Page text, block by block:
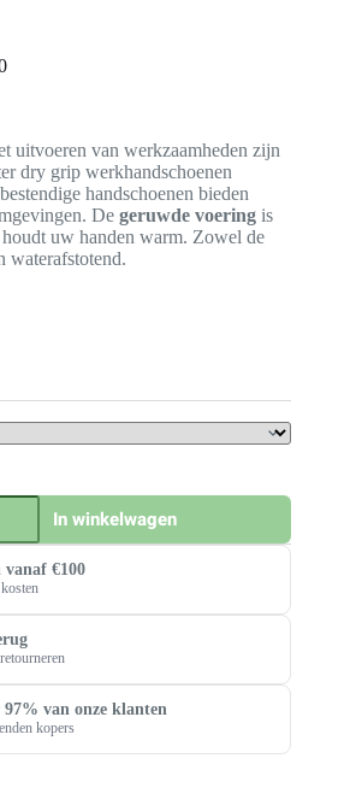
uitvoeren van werkzaamheden zijn
dry grip werkhandschoenen
handschoenen bieden
De geruwde voering is
uw handen warm. Zowel de
waterafstotend.
In winkelwagen
vanaf €100
van onze klanten
kopers